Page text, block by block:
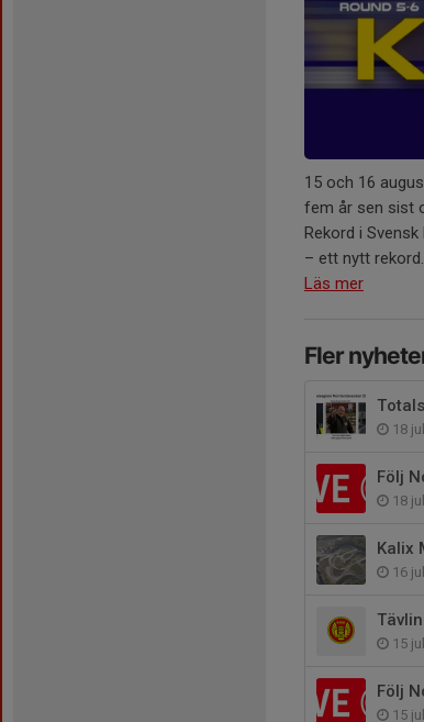
15 och 16
fem år sen sist
Rekord i
– ett nytt
Läs mer
Fler
18
Följ
18
Kalix
16
15
Följ
15